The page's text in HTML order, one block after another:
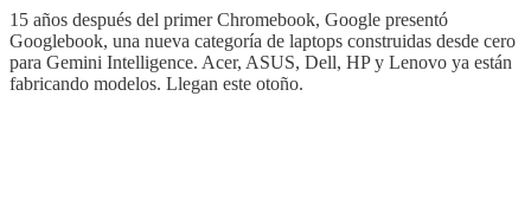
15 años después del primer Chromebook, Google presentó
Googlebook, una nueva categoría de laptops construidas desde cero
para Gemini Intelligence. Acer, ASUS, Dell, HP y Lenovo ya están
fabricando modelos. Llegan este otoño.